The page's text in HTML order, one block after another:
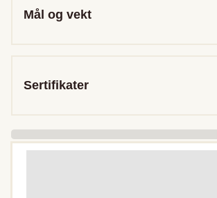
Mål og vekt
Sertifikater